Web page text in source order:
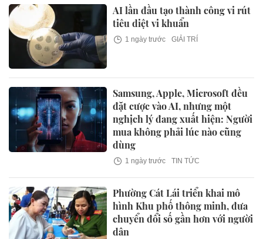
AI lần đầu tạo thành công vi rút
tiêu diệt vi khuẩn
1 ngày trước GIẢI TRÍ
Samsung, Apple, Microsoft đều
đặt cược vào AI, nhưng một
nghịch lý đang xuất hiện: Người
mua không phải lúc nào cũng
dùng
1 ngày trước TIN TỨC
Phường Cát Lái triển khai mô
hình Khu phố thông minh, đưa
chuyển đổi số gần hơn với người
dân